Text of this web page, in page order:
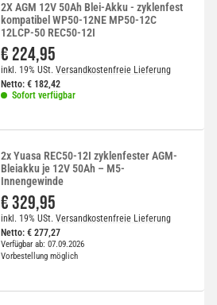
2X AGM 12V 50Ah Blei-Akku - zyklenfest
kompatibel WP50-12NE MP50-12C
12LCP-50 REC50-12I
€ 224,95
inkl. 19% USt. Versandkostenfreie Lieferung
Netto: € 182,42
Sofort verfügbar
2x Yuasa REC50-12I zyklenfester AGM-
Bleiakku je 12V 50Ah – M5-
Innengewinde
€ 329,95
inkl. 19% USt. Versandkostenfreie Lieferung
Netto: €277,27
Verfügbar ab: 07.09.2026
Vorbestellung möglich